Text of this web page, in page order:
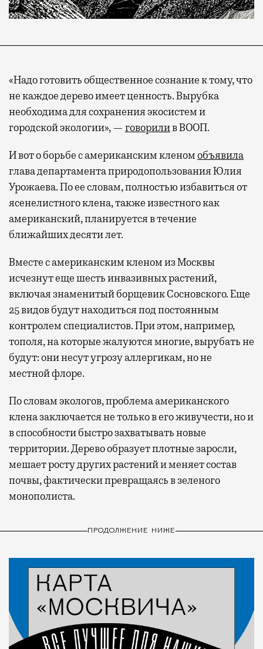
«Надо готовить общественное сознание к тому, что
не каждое дерево имеет ценность. Вырубка
необходима для сохранения экосистем и
городской экологии», — говорилив ВООП.
И вот о борьбе с американским кленомобъявила
глава департамента природопользования Юлия
Урожаева. По ее словам, полностью избавиться от
ясенелистного клена, также известного как
американский, планируется в течение
ближайших десяти лет.
Вместе с американским кленом из Москвы
исчезнут еще шесть инвазивных растений,
включая знаменитый борщевик Сосновского. Еще
25 видов будут находиться под постоянным
контролем специалистов. При этом, например,
тополя, на которые жалуются многие, вырубать не
будут: они несут угрозу аллергикам, но не
местной флоре.
По словам экологов, проблема американского
клена заключается не только в его живучести, но и
в способности быстро захватывать новые
территории. Дерево образует плотные заросли,
мешает росту других растений и меняет состав
почвы, фактически превращаясь в зеленого
монополиста.
ПРОДОЛЖЕНИЕ НИЖЕ